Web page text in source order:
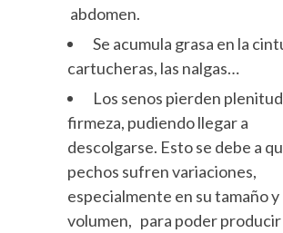
abdomen.
Se acumula grasa en la
cartucheras, las nalgas…
Los senos pierden
firmeza, pudiendo llegar a
descolgarse. Esto se debe a
pechos sufren variaciones,
especialmente en su tamaño y
volumen, para poder